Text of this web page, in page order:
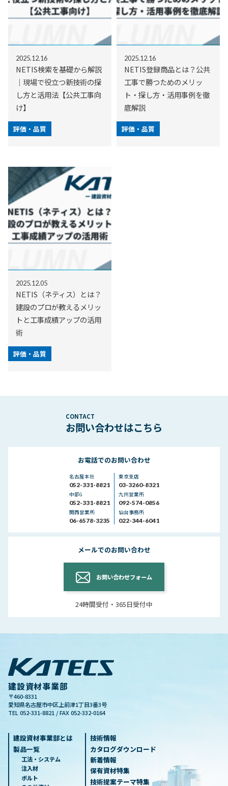
2025.12.16
NETIS検索を基礎から解説
｜現場で役立つ新技術の探
し方と活用法【公共工事向
け】
評価・品質
2025.12.16
NETIS登録商品とは？公共
工事で勝つためのメリッ
ト・探し方・活用事例を徹
底解説
評価・品質
2025.12.05
NETIS（ネティス）とは？
建設のプロが教えるメリッ
トと工事成績アップの活用
術
評価・品質
お問い合わせはこちら
お電話でのお問い合わせ
名古屋本社
052-331-8821
中部G
052-331-8821
関西営業所
06-6578-3235
東京支店
03-3260-8321
九州営業所
092-574-0856
仙台事務所
022-344-6041
メールでのお問い合わせ
お問い合わせフォーム
24時間受付・365日受付中
建設資材事業部
〒460-8331
愛知県名古屋市中区上前津1丁目3番3号
TEL 052-331-8821 / FAX 052-332-0164
建設資材事業部とは
製品一覧
工法・システム
注入材
ボルト
技術情報
カタログダウンロード
新着情報
保有資材特集
技術提案テーマ特集